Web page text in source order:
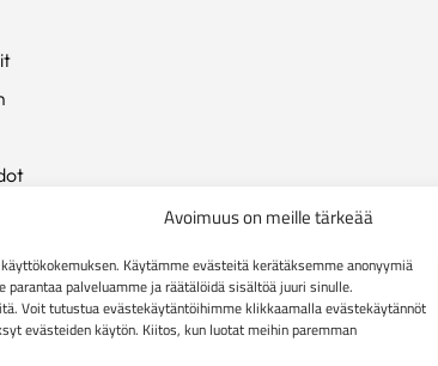
Avoimuus on meille tärkeää
Käytämme evästeitä kerätäksemme anonyymiä
palveluamme ja räätälöidä sisältöä juuri sinulle.
Voit tutustua evästekäytäntöihimme klikkaamalla evästekäytännöt
evästeiden käytön. Kiitos, kun luotat meihin paremman